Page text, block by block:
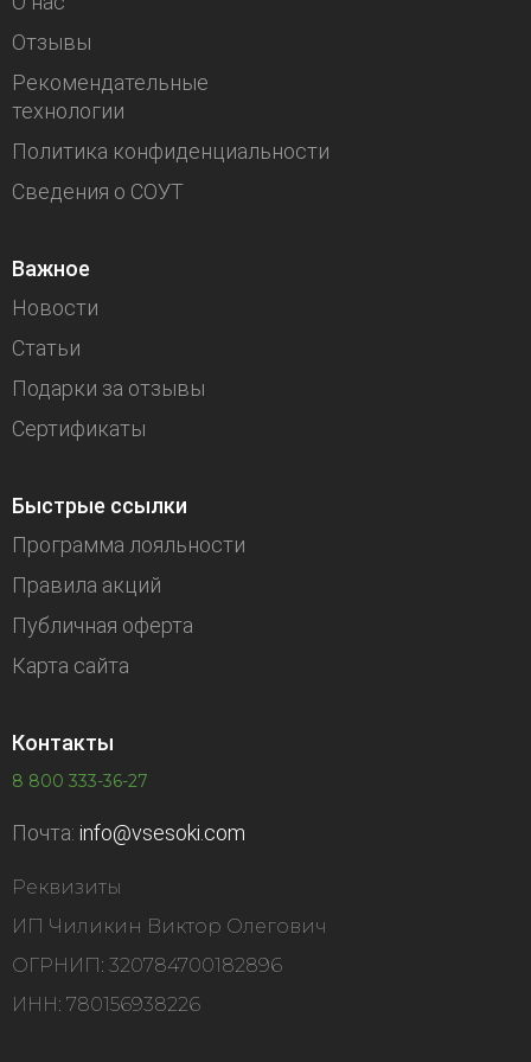
Отзывы
Рекомендательные
технологии
Политика конфиденциальности
Сведения о СОУТ
Важное
Новости
Статьи
Подарки за отзывы
Сертификаты
Быстрые ссылки
Программа лояльности
Правила акций
Публичная оферта
Карта сайта
Контакты
8 800 333-36-27
Почта: info@vsesoki.com
Реквизиты
ИП Чиликин Виктор Олегович
ОГРНИП: 320784700182896
ИНН: 780156938226